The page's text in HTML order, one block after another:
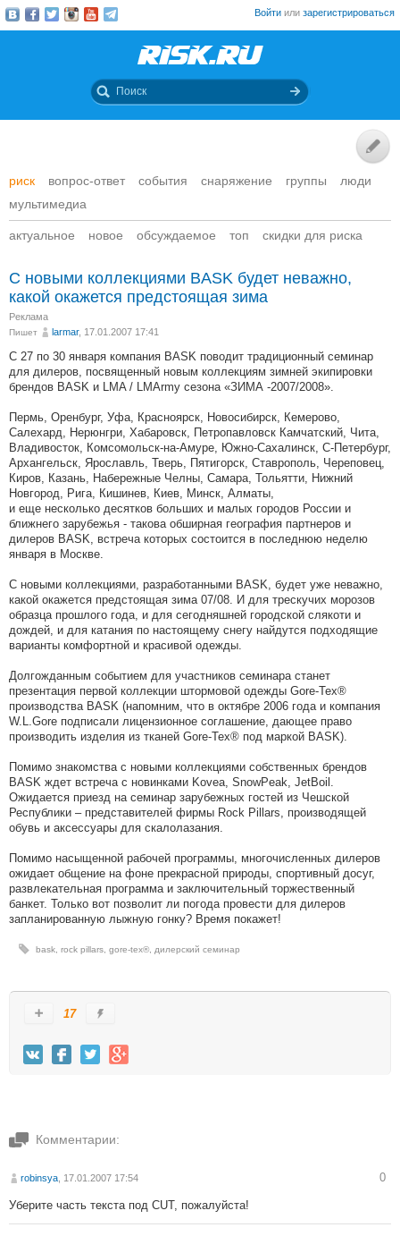
Войти или зарегистрироваться
риск вопрос-ответ события снаряжение группы
люди
мультимедиа
актуальное новое обсуждаемое топ скидки для риска
С новыми коллекциями BASK будет неважно,
какой окажется предстоящая зима
Реклама
Пишет larmar, 17.01.2007 17:41
С 27 по 30 января компания BASK поводит традиционный семинар
для дилеров, посвященный новым коллекциям зимней экипировки
брендов BASK и LMA / LMArmy сезона «ЗИМА -2007/2008».
Пермь, Оренбург, Уфа, Красноярск, Новосибирск, Кемерово,
Салехард, Нерюнгри, Хабаровск, Петропавловск Камчатский, Чита,
Владивосток, Комсомольск-на-Амуре, Южно-Сахалинск, С-Петербург,
Архангельск, Ярославль, Тверь, Пятигорск, Ставрополь, Череповец,
Киров, Казань, Набережные Челны, Самара, Тольятти, Нижний
Новгород, Рига, Кишинев, Киев, Минск, Алматы,
и еще несколько десятков больших и малых городов России и
ближнего зарубежья - такова обширная география партнеров и
дилеров BASK, встреча которых состоится в последнюю неделю
января в Москве.
С новыми коллекциями, разработанными BASK, будет уже неважно,
какой окажется предстоящая зима 07/08. И для трескучих морозов
образца прошлого года, и для сегодняшней городской слякоти и
дождей, и для катания по настоящему снегу найдутся подходящие
варианты комфортной и красивой одежды.
Долгожданным событием для участников семинара станет
презентация первой коллекции штормовой одежды Gore-Tex®
производства BASK (напомним, что в октябре 2006 года и компания
W.L.Gore подписали лицензионное соглашение, дающее право
производить изделия из тканей Gore-Tex® под маркой BASK).
Помимо знакомства с новыми коллекциями собственных брендов
BASK ждет встреча с новинками Kovea, SnowPeak, JetBoil.
Ожидается приезд на семинар зарубежных гостей из Чешской
Республики – представителей фирмы Rock Pillars, производящей
обувь и аксессуары для скалолазания.
Помимо насыщенной рабочей программы, многочисленных дилеров
ожидает общение на фоне прекрасной природы, спортивный досуг,
развлекательная программа и заключительный торжественный
банкет. Только вот позволит ли погода провести для дилеров
запланированную лыжную гонку? Время покажет!
bask rock pillars gore-tex® дилерский семинар
17
Комментарии:
robinsya , 17.01.2007 17:54 0
Уберите часть текста под CUT, пожалуйста!